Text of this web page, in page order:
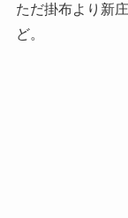
ただ掛布より新
ど。